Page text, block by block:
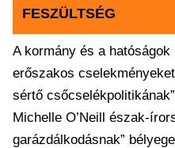
FESZÜLTSÉG
A kormány és a
erőszakos
sértő
Michelle O’Neill észak-
garázdálkodásnak”